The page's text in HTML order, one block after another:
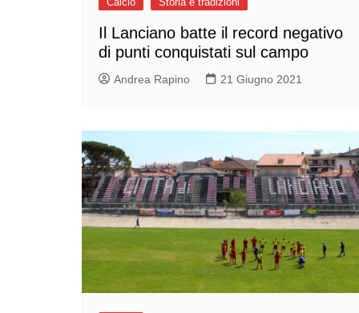
Il Lanciano batte il record negativo
di punti conquistati sul campo
Andrea Rapino 21 Giugno 2021